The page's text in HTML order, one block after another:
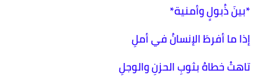
*بينَ ذُبولٍ وأمنية*
إذا ما أفرطَ الإنسانُ في أملِ
تاهتْ خطاهُ بثوبِ الحزنِ والوجلِ